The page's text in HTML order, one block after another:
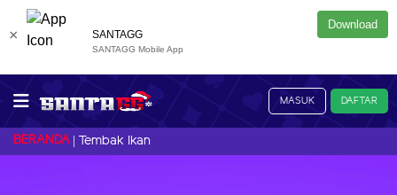
SANTAGG
SANTAGG Mobile App
Download
×
MASUK DAFTAR
BERANDA Tembak Ikan